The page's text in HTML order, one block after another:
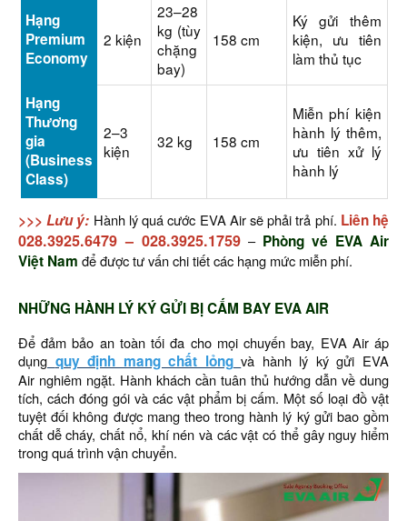
Hạng
Premium
Economy
2 kiện
23–28
kg (tùy
chặng
bay)
158 cm
Ký gửi thêm
kiện, ưu tiên
làm thủ tục
Hạng
Thương
gia
(Business
Class)
2–3
kiện
32 kg 158 cm
Miễn phí kiện
hành lý thêm,
ưu tiên xử lý
hành lý
>>> Lưu ý: Hành lý quá cước EVA Air sẽ phải trả phí. Liên hệ
028.3925.6479 – 028.3925.1759 – Phòng vé EVA Air
Việt Nam để được tư vấn chi tiết các hạng mức miễn phí.
NHỮNG HÀNH LÝ KÝ GỬI BỊ CẤM BAY EVA AIR
Để đảm bảo an toàn tối đa cho mọi chuyến bay, EVA Air áp
dụng quy định mang chất lỏng và hành lý ký gửi EVA
Air nghiêm ngặt. Hành khách cần tuân thủ hướng dẫn về dung
tích, cách đóng gói và các vật phẩm bị cấm. Một số loại đồ vật
tuyệt đối không được mang theo trong hành lý ký gửi bao gồm
chất dễ cháy, chất nổ, khí nén và các vật có thể gây nguy hiểm
trong quá trình vận chuyển.